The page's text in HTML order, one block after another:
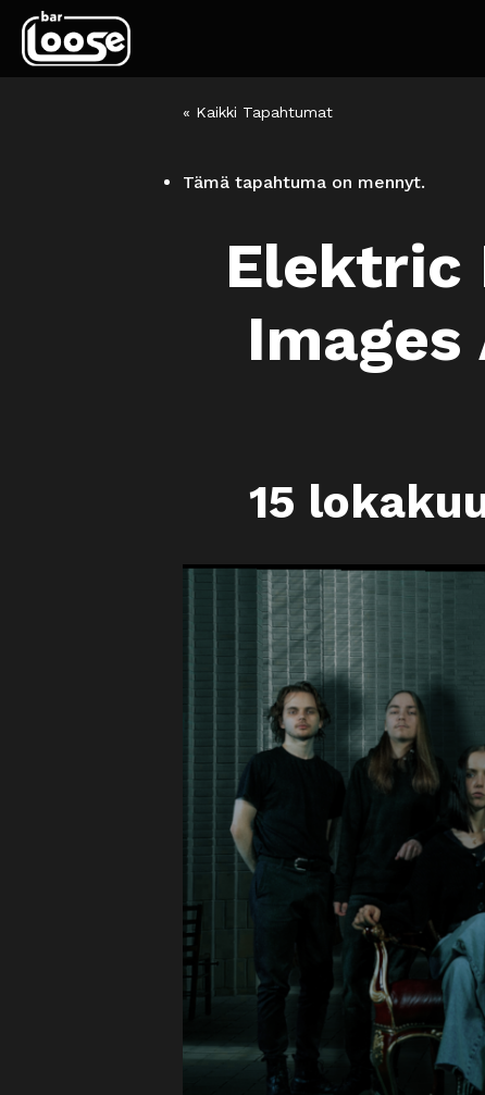
« Kaikki Tapahtumat
Tämä tapahtuma on mennyt.
Elektric
Images
15